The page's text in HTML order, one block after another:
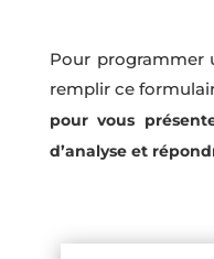
Pour programmer
remplir ce
pour vous
d’analyse et